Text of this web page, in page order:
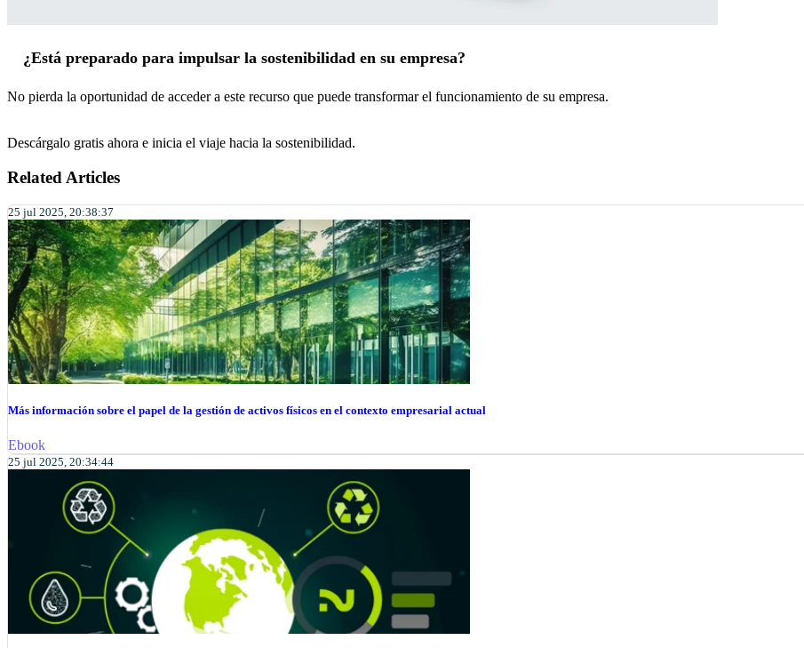
¿Está preparado para impulsar la sostenibilidad en su empresa?
No pierda la oportunidad de acceder a este recurso que puede transformar el funcionamiento de su empresa.
Descárgalo gratis ahora e inicia el viaje hacia la sostenibilidad.
Related Articles
25 jul 2025, 20:38:37
Más información sobre el papel de la gestión de activos físicos en el contexto empresarial actual
Ebook
25 jul 2025, 20:34:44